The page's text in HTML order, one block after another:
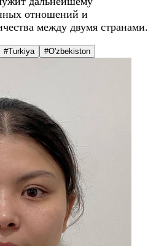
отношений и
между двумя странами.
#Turkiya #O'zbekiston